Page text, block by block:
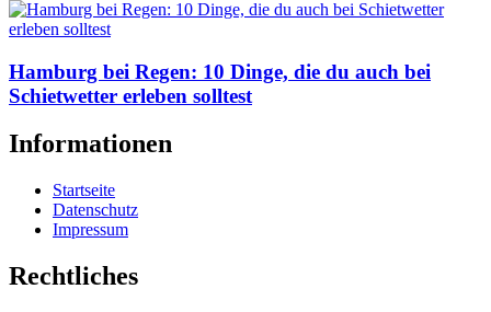
Hamburg bei Regen: 10 Dinge, die du auch bei
Schietwetter erleben solltest
Informationen
Startseite
Datenschutz
Impressum
Rechtliches